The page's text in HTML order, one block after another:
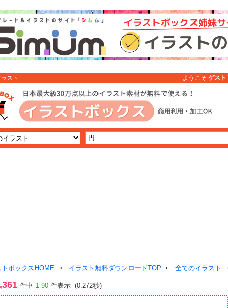
スト ようこそ ゲスト
トボックスHOME イラスト無料ダウンロードTOP 全てのイラスト
件中 1-90 件表示 (0.272秒)